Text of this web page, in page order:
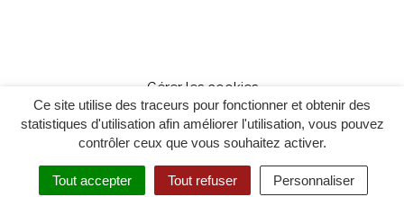
Ce site utilise des traceurs pour fonctionner et obtenir des
statistiques d'utilisation afin améliorer l'utilisation, vous pouvez
contrôler ceux que vous souhaitez activer.
Tout accepter Tout refuser Personnaliser
Gérer les cookies
Mentions Légales
Politique de confidentialité
Plan du site